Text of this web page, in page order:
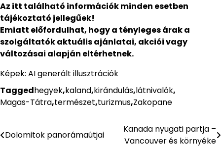
Az itt található információk minden esetben
tájékoztató jellegűek!
Emiatt előfordulhat, hogy a tényleges árak a
szolgáltatók aktuális ajánlatai, akciói vagy
változásai alapján eltérhetnek.
Képek: AI generált illusztrációk
Taggedhegyek,kaland,kirándulás,látnivalók,
Magas-Tátra,természet,turizmus,Zakopane
Bejegyzés
Dolomitok panorámaútjai
Kanada nyugati partja –
Vancouver és környéke